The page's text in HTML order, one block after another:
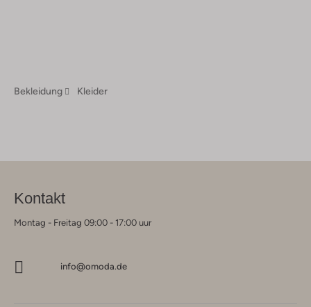
Bekleidung Kleider
Kontakt
Montag - Freitag 09:00 - 17:00 uur
info@omoda.de